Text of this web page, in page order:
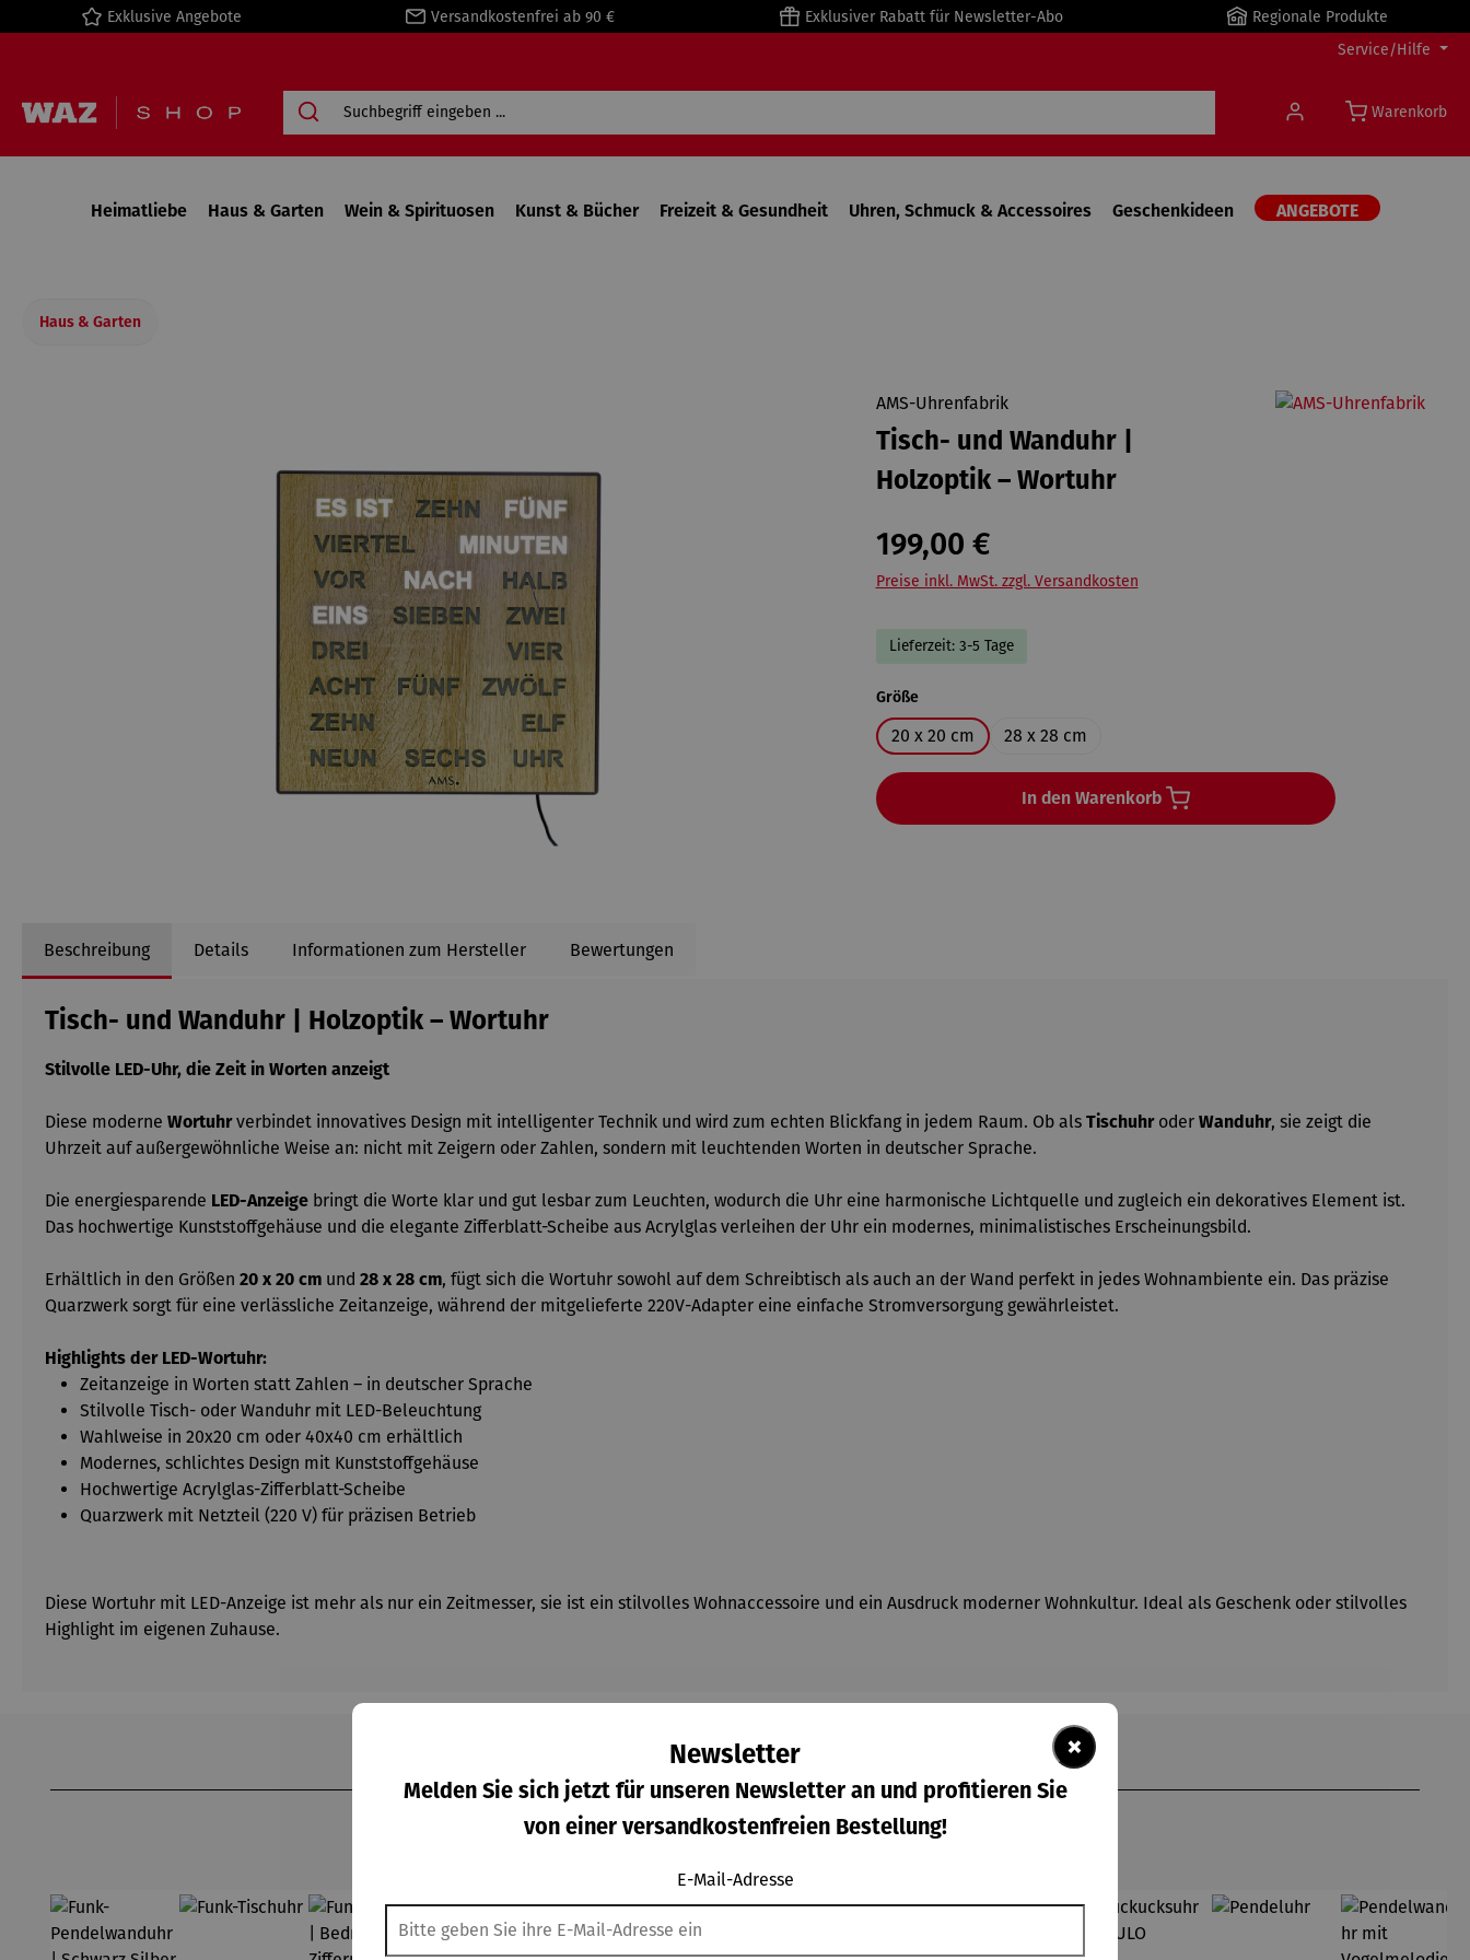
Zur Hauptnavigation springen
Exklusive Angebote Versandkostenfrei ab 90 € Exklusiver Rabatt für Newsletter-Abo
Regionale Produkte
Service/Hilfe
Warenkorb
Heimatliebe Haus & Garten Wein & Spirituosen Kunst & Bücher Freizeit & Gesundheit Uhren, Schmuck & Accessoires Geschenkideen ANGEBOTE
Haus & Garten
AMS-Uhrenfabrik
Tisch- und Wanduhr |
Holzoptik – Wortuhr
199,00 €
Preise inkl. MwSt. zzgl. Versandkosten
Lieferzeit: 3-5 Tage
Größeauswählen
20 x 20 cm 28 x 28 cm
In den Warenkorb
Beschreibung Details Informationen zum Hersteller Bewertungen
Tisch- und Wanduhr | Holzoptik – Wortuhr
Stilvolle LED-Uhr, die Zeit in Worten anzeigt
Diese moderne Wortuhrverbindet innovatives Design mit intelligenter Technik und wird zum echten Blickfang in jedem Raum. Ob als Tischuhr oder Wanduhr, sie zeigt die
Uhrzeit auf außergewöhnliche Weise an: nicht mit Zeigern oder Zahlen, sondern mit leuchtenden Worten in deutscher Sprache.
Die energiesparende LED-Anzeige bringt die Worte klar und gut lesbar zum Leuchten, wodurch die Uhr eine harmonische Lichtquelle und zugleich ein dekoratives Element ist.
Das hochwertige Kunststoffgehäuse und die elegante Zifferblatt-Scheibe aus Acrylglas verleihen der Uhr ein modernes, minimalistisches Erscheinungsbild.
Erhältlich in den Größen 20 x 20 cm und 28 x 28 cm, fügt sich die Wortuhr sowohl auf dem Schreibtisch als auch an der Wand perfekt in jedes Wohnambiente ein. Das präzise
Quarzwerk sorgt für eine verlässliche Zeitanzeige, während der mitgelieferte 220V-Adapter eine einfache Stromversorgung gewährleistet.
Highlights der LED-Wortuhr:
Zeitanzeige in Worten statt Zahlen – in deutscher Sprache
Stilvolle Tisch- oder Wanduhr mit LED-Beleuchtung
Wahlweise in 20x20 cm oder 40x40 cm erhältlich
Modernes, schlichtes Design mit Kunststoffgehäuse
Hochwertige Acrylglas-Zifferblatt-Scheibe
Quarzwerk mit Netzteil (220 V) für präzisen Betrieb
Diese Wortuhr mit LED-Anzeige ist mehr als nur ein Zeitmesser, sie ist ein stilvolles Wohnaccessoire und ein Ausdruck moderner Wohnkultur. Ideal als Geschenk oder stilvolles
Highlight im eigenen Zuhause.
Kunden kauften auch
×
Newsletter
Melden Sie sich jetzt für unseren Newsletter an und profitieren Sie
von einer versandkostenfreien Bestellung!
E-Mail-Adresse